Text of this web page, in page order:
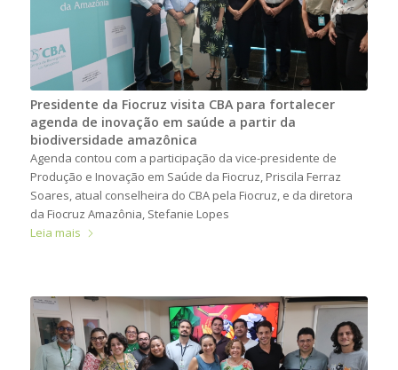
Presidente da Fiocruz visita CBA para fortalecer
agenda de inovação em saúde a partir da
biodiversidade amazônica
Agenda contou com a participação da vice-presidente de
Produção e Inovação em Saúde da Fiocruz, Priscila Ferraz
Soares, atual conselheira do CBA pela Fiocruz, e da diretora
da Fiocruz Amazônia, Stefanie Lopes
Leia mais